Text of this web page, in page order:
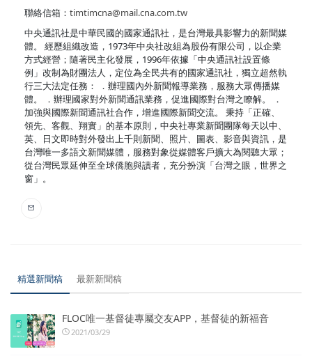
聯絡信箱： timtimcna@mail.cna.com.tw
中央通訊社是中華民國的國家通訊社，是台灣最具影響力的新聞媒
體。 經歷組織改造，1973年中央社改組為股份有限公司，以企業
方式經營；隨著民主化發展，1996年依據「中央通訊社設置條
例」改制為財團法人，定位為全民共有的國家通訊社，獨立超然執
行三大法定任務： ．辦理國內外新聞報導業務，服務大眾傳播媒
體。 ．辦理國家對外新聞通訊業務，促進國際對台灣之瞭解。 ．
加強與國際新聞通訊社合作，增進國際新聞交流。 秉持「正確、
領先、客觀、翔實」的基本原則，中央社專業新聞團隊每天以中、
英、日文即時對外發出上千則新聞、照片、圖表、影音與資訊，是
台灣唯一多語文新聞媒體，服務對象從媒體客戶擴大為閱聽大眾；
從台灣民眾延伸至全球僑胞與讀者，充分扮演「台灣之眼，世界之
窗」。
精選新聞稿 最新新聞稿
FLOC唯一基督徒專屬交友APP，基督徒的新福音
2021/03/29